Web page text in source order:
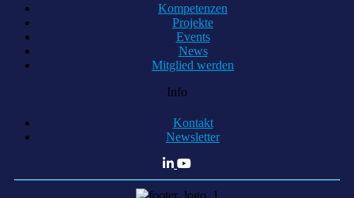
Kompetenzen
Projekte
Events
News
Mitglied werden
Info
Kontakt
Newsletter